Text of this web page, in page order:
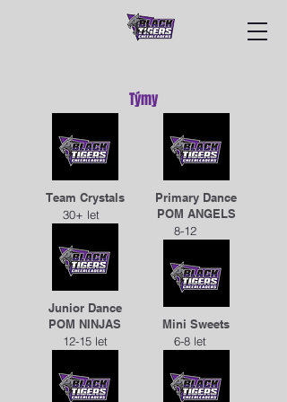
Týmy
Team Crystals
30+ let
Junior Dance
POM NINJAS
12-15 let
Primary Dance
POM ANGELS
8-12
Mini Sweets
6-8 let